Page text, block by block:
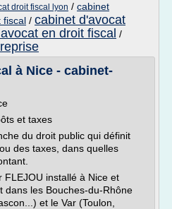
droit fiscal lyon / cabinet
fiscal / cabinet d'avocat
en droit fiscal /
à Nice - cabinet-
et taxes
du droit public qui définit
des taxes, dans quelles
FLEJOU installé à Nice et
dans les Bouches-du-Rhône
et le Var (Toulon,